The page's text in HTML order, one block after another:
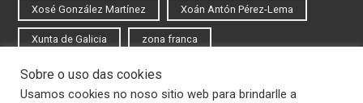
Xosé González Martínez Xoán Antón Pérez-Lema
Xunta de Galicia zona franca
Iniciar sesión
Sobre o uso das cookies
Usamos cookies no noso sitio web para brindarlle a